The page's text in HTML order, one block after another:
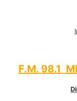
F.M. 98.1